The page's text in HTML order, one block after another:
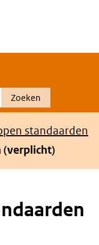
Zoeken
standaarden
(verplicht)